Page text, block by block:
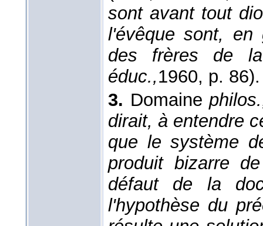
sont avant tout
l'évêque sont, en
des frères de la
éduc.,1960, p. 86).
3. Domaine
dirait, à entendre
que le système
produit bizarre
défaut de la
l'hypothèse du